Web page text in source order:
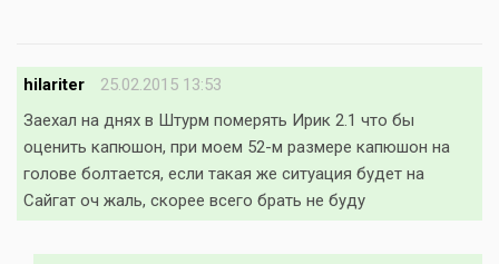
hilariter
25.02.2015 13:53
Заехал на днях в Штурм померять Ирик 2.1 что бы
оценить капюшон, при моем 52-м размере капюшон на
голове болтается, если такая же ситуация будет на
Сайгат оч жаль, скорее всего брать не буду